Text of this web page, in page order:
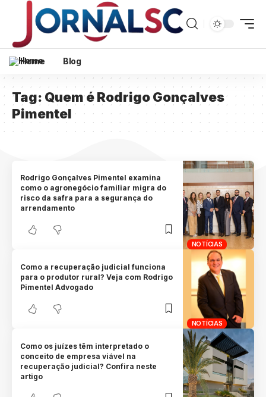
Home Blog
Tag: Quem é Rodrigo Gonçalves
Pimentel
NOTÍCIAS
Rodrigo Gonçalves Pimentel examina
como o agronegócio familiar migra do
risco da safra para a segurança do
arrendamento
NOTÍCIAS
Como a recuperação judicial funciona
para o produtor rural? Veja com Rodrigo
Pimentel Advogado
Como os juízes têm interpretado o
conceito de empresa viável na
recuperação judicial? Confira neste
artigo